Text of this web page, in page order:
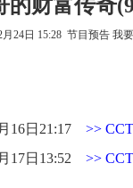
财富传奇
月24日 15:28 节目预告 我
16日21:17 >>
17日13:52 >>